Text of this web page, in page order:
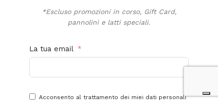
*Escluso promozioni in corso, Gift Card,
pannolini e latti speciali.
La tua email
Acconsento al trattamento dei miei dati personali